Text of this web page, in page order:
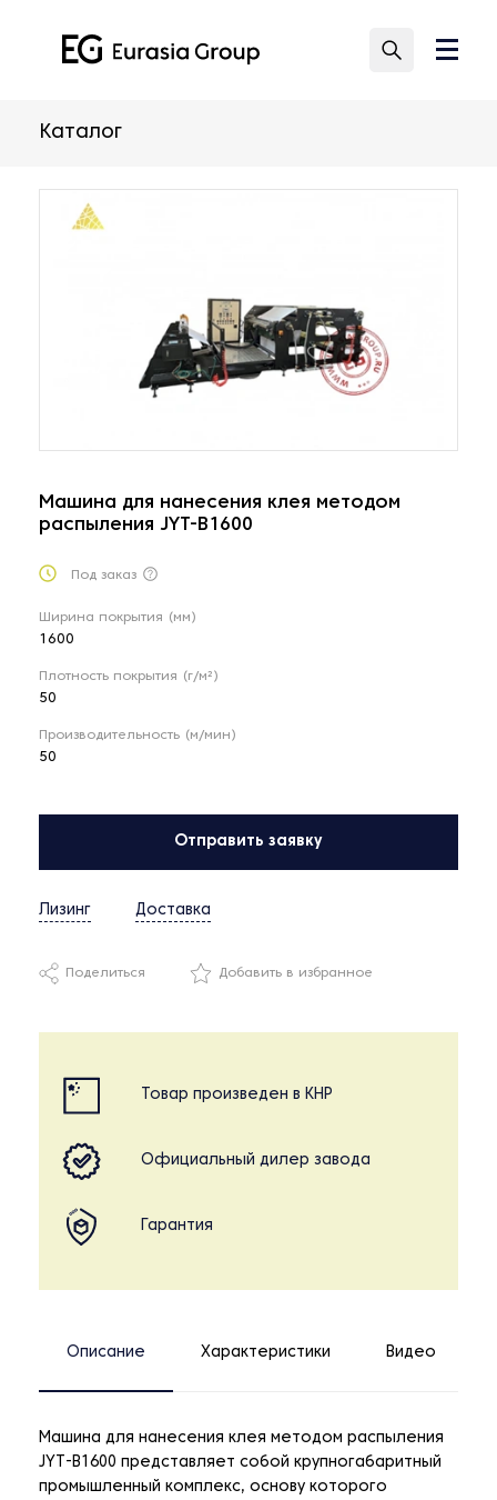
Каталог
Машина для нанесения клея методом
распыления JYT-B1600
Под заказ
Ширина покрытия (мм)
1600
Плотность покрытия (г/м²)
50
Производительность (м/мин)
50
Отправить заявку
Лизинг Доставка
Поделиться Добавить в избранное
Товар произведен в КНР
Официальный дилер завода
Гарантия
Описание Характеристики Видео
Машина для нанесения клея методом распыления
JYT-B1600 представляет собой крупногабаритный
промышленный комплекс, основу которого